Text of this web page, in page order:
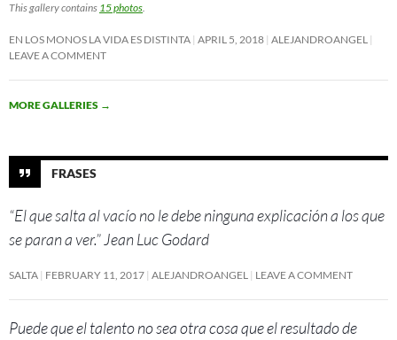
This gallery contains 15 photos
EN LOS MONOS LA VIDA ES DISTINTA APRIL 5, 2018 ALEJANDROANGEL
LEAVE A COMMENT
MORE GALLERIES →
FRASES
“El que salta al vacío no le debe ninguna explicación a los que
se paran a ver.” Jean Luc Godard
SALTA FEBRUARY 11, 2017 ALEJANDROANGEL LEAVE A COMMENT
Puede que el talento no sea otra cosa que el resultado de